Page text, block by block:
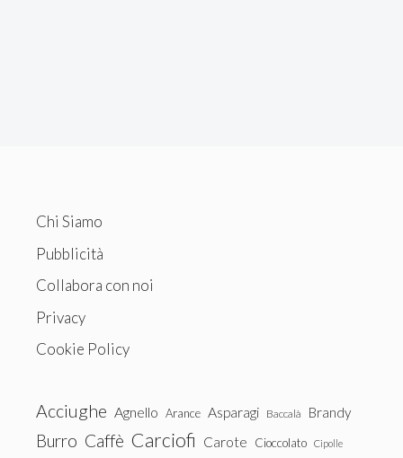
Chi Siamo
Pubblicità
Collabora con noi
Privacy
Cookie Policy
Acciughe Agnello Arance Asparagi Baccalà Brandy
Burro Caffè Carciofi Carote Cioccolato Cipolle